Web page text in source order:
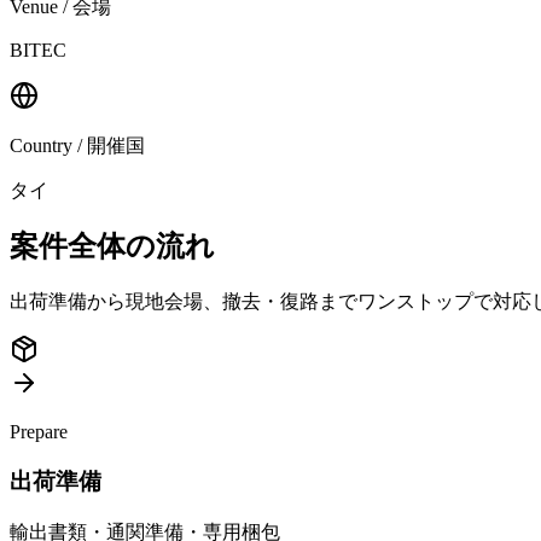
Venue / 会場
BITEC
Country / 開催国
タイ
案件全体の流れ
出荷準備から現地会場、撤去・復路までワンストップで対応
Prepare
出荷準備
輸出書類・通関準備・専用梱包